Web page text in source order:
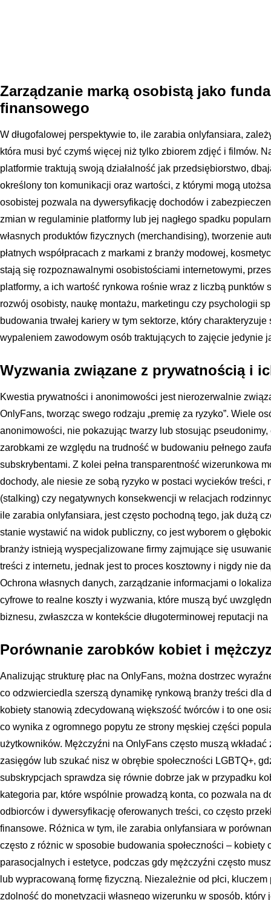
Zarządzanie marką osobistą jako
finansowego
W długofalowej perspektywie to, ile zarabia onlyfansiara,
która musi być czymś więcej niż tylko zbiorem zdjęć i filmów.
platformie traktują swoją działalność jak przedsiębiorstwo,
określony ton komunikacji oraz wartości, z którymi mogą
osobistej pozwala na dywersyfikację dochodów i
zmian w regulaminie platformy lub jej nagłego spadku
własnych produktów fizycznych (merchandising), tworzenie
płatnych współpracach z markami z branży modowej,
stają się rozpoznawalnymi osobistościami internetowymi,
platformy, a ich wartość rynkowa rośnie wraz z liczbą punktów
rozwój osobisty, naukę montażu, marketingu czy psychologii
budowania trwałej kariery w tym sektorze, który
wypaleniem zawodowym osób traktujących to zajęcie jedynie
Wyzwania związane z prywatnością i
Kwestia prywatności i anonimowości jest nierozerwalnie
OnlyFans, tworząc swego rodzaju „premię za ryzyko”. Wiele
anonimowości, nie pokazując twarzy lub stosując
zarobkami ze względu na trudność w budowaniu pełnego
subskrybentami. Z kolei pełna transparentność wizerunkowa
dochody, ale niesie ze sobą ryzyko w postaci wycieków treści,
(stalking) czy negatywnych konsekwencji w relacjach
ile zarabia onlyfansiara, jest często pochodną tego, jak dużą
stanie wystawić na widok publiczny, co jest wyborem o
branży istnieją wyspecjalizowane firmy zajmujące się
treści z internetu, jednak jest to proces kosztowny i nigdy nie
Ochrona własnych danych, zarządzanie informacjami o
cyfrowe to realne koszty i wyzwania, które muszą być
biznesu, zwłaszcza w kontekście długoterminowej reputacji na
Porównanie zarobków kobiet i
Analizując strukturę płac na OnlyFans, można dostrzec
co odzwierciedla szerszą dynamikę rynkową branży treści dla
kobiety stanowią zdecydowaną większość twórców i to one
co wynika z ogromnego popytu ze strony męskiej części
użytkowników. Mężczyźni na OnlyFans często muszą
zasięgów lub szukać nisz w obrębie społeczności LGBTQ+,
subskrypcjach sprawdza się równie dobrze jak w przypadku
kategoria par, które wspólnie prowadzą konta, co pozwala na
odbiorców i dywersyfikację oferowanych treści, co często
finansowe. Różnica w tym, ile zarabia onlyfansiara w
często z różnic w sposobie budowania społeczności – kobiety
parasocjalnych i estetyce, podczas gdy mężczyźni często
lub wypracowaną formę fizyczną. Niezależnie od płci,
zdolność do monetyzacji własnego wizerunku w sposób,